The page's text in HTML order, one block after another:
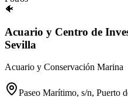
🐠
Acuario y Centro de
Sevilla
Acuario y Conservación Marina
Paseo Marítimo, s/n, Puerto